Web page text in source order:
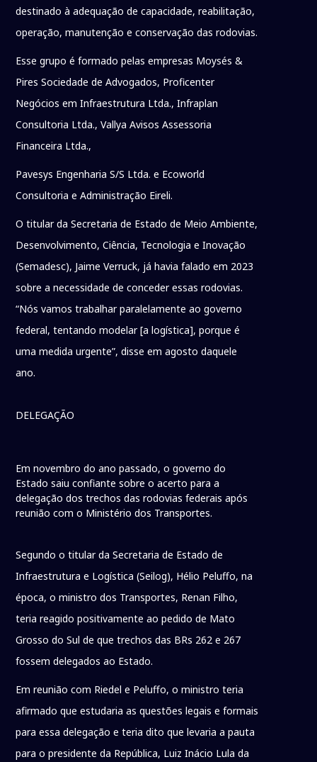
destinado à adequação de capacidade, reabilitação,
operação, manutenção e conservação das rodovias.
Esse grupo é formado pelas empresas Moysés &
Pires Sociedade de Advogados, Proficenter
Negócios em Infraestrutura Ltda., Infraplan
Consultoria Ltda., Vallya Avisos Assessoria
Financeira Ltda.,
Pavesys Engenharia S/S Ltda. e Ecoworld
Consultoria e Administração Eireli.
O titular da Secretaria de Estado de Meio Ambiente,
Desenvolvimento, Ciência, Tecnologia e Inovação
(Semadesc), Jaime Verruck, já havia falado em 2023
sobre a necessidade de conceder essas rodovias.
“Nós vamos trabalhar paralelamente ao governo
federal, tentando modelar [a logística], porque é
uma medida urgente”, disse em agosto daquele
ano.
DELEGAÇÃO
Em novembro do ano passado, o governo do
Estado saiu confiante sobre o acerto para a
delegação dos trechos das rodovias federais após
reunião com o Ministério dos Transportes.
Segundo o titular da Secretaria de Estado de
Infraestrutura e Logística (Seilog), Hélio Peluffo, na
época, o ministro dos Transportes, Renan Filho,
teria reagido positivamente ao pedido de Mato
Grosso do Sul de que trechos das BRs 262 e 267
fossem delegados ao Estado.
Em reunião com Riedel e Peluffo, o ministro teria
afirmado que estudaria as questões legais e formais
para essa delegação e teria dito que levaria a pauta
para o presidente da República, Luiz Inácio Lula da